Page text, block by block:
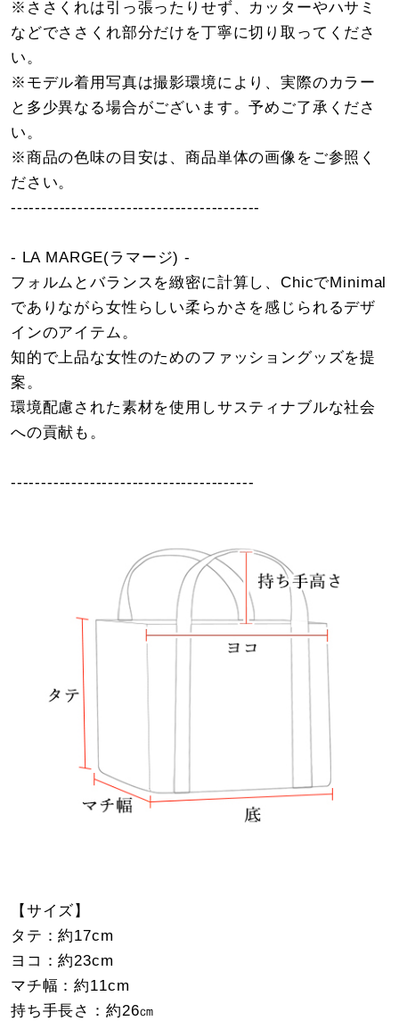
※ささくれは引っ張ったりせず、カッターやハサミ
などでささくれ部分だけを丁寧に切り取ってくださ
い。
※モデル着用写真は撮影環境により、実際のカラー
と多少異なる場合がございます。予めご了承くださ
い。
※商品の色味の目安は、商品単体の画像をご参照く
ださい。
-----------------------------------------
- LA MARGE(ラマージ) -
フォルムとバランスを緻密に計算し、ChicでMinimal
でありながら女性らしい柔らかさを感じられるデザ
インのアイテム。
知的で上品な女性のためのファッショングッズを提
案。
環境配慮された素材を使用しサスティナブルな社会
への貢献も。
----------------------------------------
【サイズ】
タテ：約17cm
ヨコ：約23cm
マチ幅：約11cm
持ち手長さ：約26㎝